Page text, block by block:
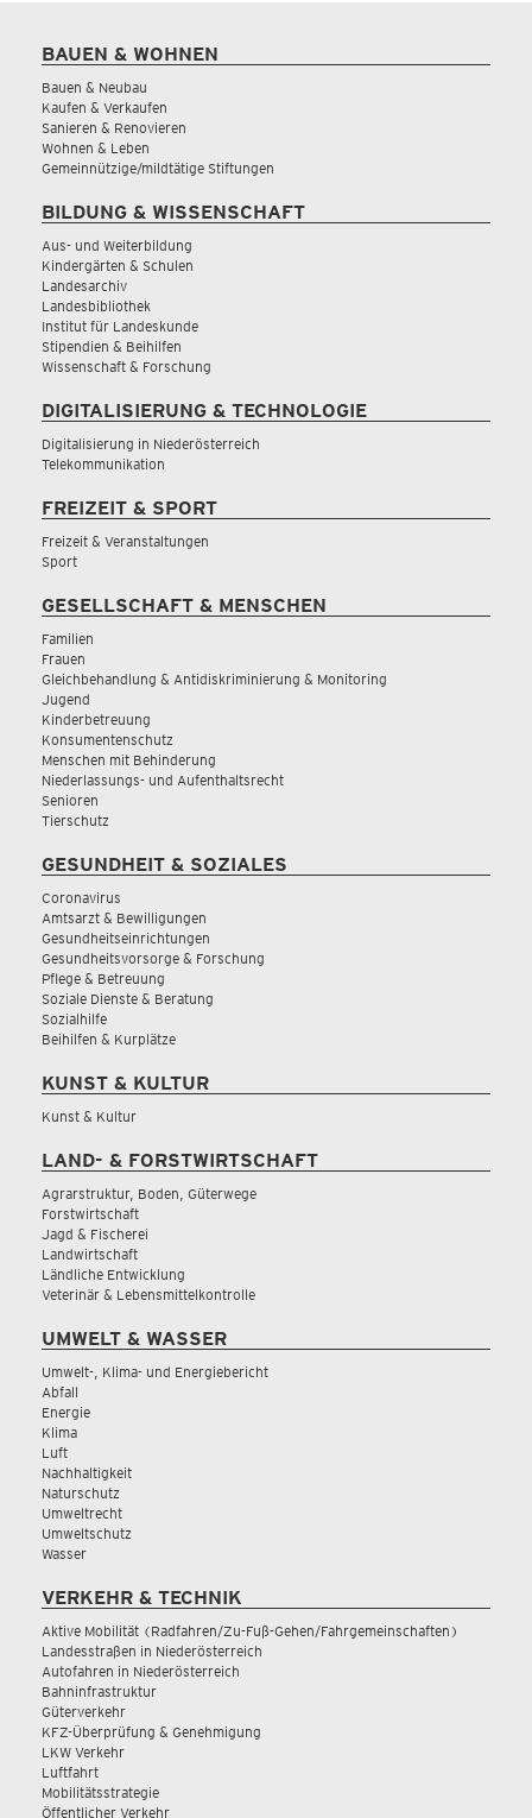
BAUEN & WOHNEN
Bauen & Neubau
Kaufen & Verkaufen
Sanieren & Renovieren
Wohnen & Leben
Gemeinnützige/mildtätige Stiftungen
BILDUNG & WISSENSCHAFT
Aus- und Weiterbildung
Kindergärten & Schulen
Landesarchiv
Landesbibliothek
Institut für Landeskunde
Stipendien & Beihilfen
Wissenschaft & Forschung
DIGITALISIERUNG & TECHNOLOGIE
Digitalisierung in Niederösterreich
Telekommunikation
FREIZEIT & SPORT
Freizeit & Veranstaltungen
Sport
GESELLSCHAFT & MENSCHEN
Familien
Frauen
Gleichbehandlung & Antidiskriminierung & Monitoring
Jugend
Kinderbetreuung
Konsumentenschutz
Menschen mit Behinderung
Niederlassungs- und Aufenthaltsrecht
Senioren
Tierschutz
GESUNDHEIT & SOZIALES
Coronavirus
Amtsarzt & Bewilligungen
Gesundheitseinrichtungen
Gesundheitsvorsorge & Forschung
Pflege & Betreuung
Soziale Dienste & Beratung
Sozialhilfe
Beihilfen & Kurplätze
KUNST & KULTUR
Kunst & Kultur
LAND- & FORSTWIRTSCHAFT
Agrarstruktur, Boden, Güterwege
Forstwirtschaft
Jagd & Fischerei
Landwirtschaft
Ländliche Entwicklung
Veterinär & Lebensmittelkontrolle
UMWELT & WASSER
Umwelt-, Klima- und Energiebericht
Abfall
Energie
Klima
Luft
Nachhaltigkeit
Naturschutz
Umweltrecht
Umweltschutz
Wasser
VERKEHR & TECHNIK
Aktive Mobilität (Radfahren/Zu-Fuß-Gehen/Fahrgemeinschaften)
Landesstraßen in Niederösterreich
Autofahren in Niederösterreich
Bahninfrastruktur
Güterverkehr
KFZ-Überprüfung & Genehmigung
LKW Verkehr
Luftfahrt
Mobilitätsstrategie
Öffentlicher Verkehr